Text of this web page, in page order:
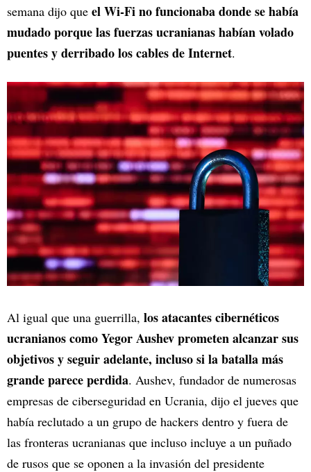
semana dijo que el Wi-Fi no funcionaba donde se había
mudado porque las fuerzas ucranianas habían volado
puentes y derribado los cables de Internet.
Al igual que una guerrilla, los atacantes cibernéticos
ucranianos como Yegor Aushev prometen alcanzar sus
objetivos y seguir adelante, incluso si la batalla más
grande parece perdida. Aushev, fundador de numerosas
empresas de ciberseguridad en Ucrania, dijo el jueves que
había reclutado a un grupo de hackers dentro y fuera de
las fronteras ucranianas que incluso incluye a un puñado
de rusos que se oponen a la invasión del presidente